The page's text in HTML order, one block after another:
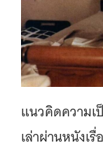
แนวคิดความ
เล่าผ่านหนังเ